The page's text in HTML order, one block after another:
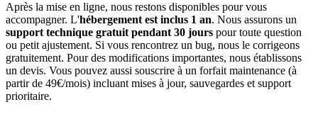
Après la mise en ligne, nous restons disponibles pour vous
accompagner. L'hébergement est inclus 1 an. Nous assurons un
support technique gratuit pendant 30 jours pour toute question
ou petit ajustement. Si vous rencontrez un bug, nous le corrigeons
gratuitement. Pour des modifications importantes, nous établissons
un devis. Vous pouvez aussi souscrire à un forfait maintenance (à
partir de 49€/mois) incluant mises à jour, sauvegardes et support
prioritaire.